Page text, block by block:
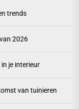
trends
2026
je interieur
van tuinieren